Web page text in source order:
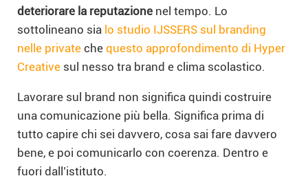
deteriorare la reputazione nel tempo. Lo
sottolineano sia lo studio IJSSERS sul branding
nelle private che questo approfondimento di Hyper
Creative sul nesso tra brand e clima scolastico.
Lavorare sul brand non significa quindi costruire
una comunicazione più bella. Significa prima di
tutto capire chi sei davvero, cosa sai fare davvero
bene, e poi comunicarlo con coerenza. Dentro e
fuori dall’istituto.